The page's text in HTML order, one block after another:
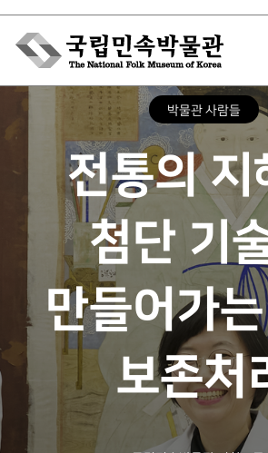
Skip
content
박물관에서는
민속이야기
민속 인사이드
원문보기 PDF
박물관 홈페이지
박물관 사람들
전통의 지
첨단 기
만들어가
보존처